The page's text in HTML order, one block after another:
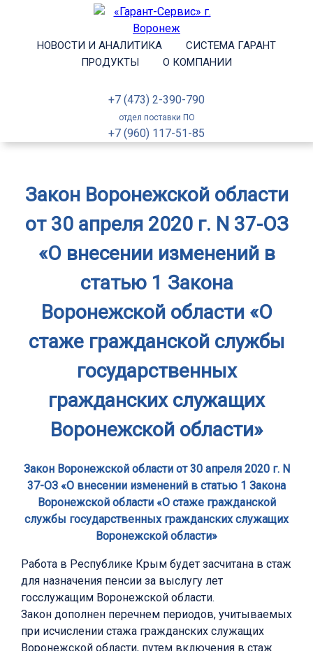
НОВОСТИ И АНАЛИТИКА
СИСТЕМА ГАРАНТ
ПРОДУКТЫ
О КОМПАНИИ
+7 (473) 2-390-790
отдел поставки ПО
+7 (960) 117-51-85
Закон Воронежской области
от 30 апреля 2020 г. N 37-ОЗ
«О внесении изменений в
статью 1 Закона
Воронежской области «О
стаже гражданской службы
государственных
гражданских служащих
Воронежской области»
Закон Воронежской области от 30 апреля 2020 г. N
37-ОЗ «О внесении изменений в статью 1 Закона
Воронежской области «О стаже гражданской
службы государственных гражданских служащих
Воронежской области»
Работа в Республике Крым будет засчитана в стаж
для назначения пенсии за выслугу лет
госслужащим Воронежской области.
Закон дополнен перечнем периодов, учитываемых
при исчислении стажа гражданских служащих
Воронежской области, путем включения в стаж